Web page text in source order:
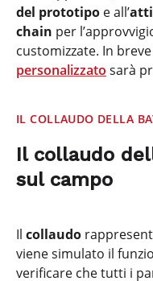
del prototipo e all’
chain per
customizzate. In
personalizzato sarà
IL COLLAUDO DELLA
Il collaudo
sul campo
Il collaudo
viene simulato il
verificare che tutti i